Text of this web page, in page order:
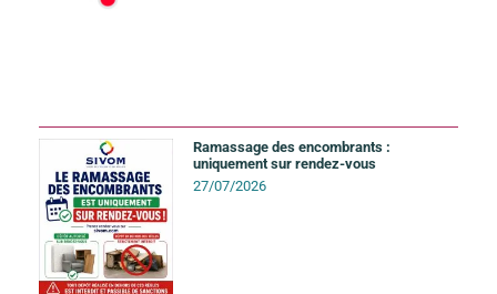
Ramassage des encombrants :
uniquement sur rendez-vous
27/07/2026